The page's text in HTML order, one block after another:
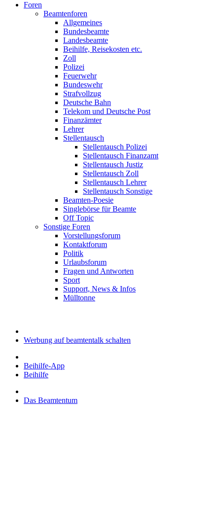
Foren
Beamtenforen
Allgemeines
Bundesbeamte
Landesbeamte
Beihilfe, Reisekosten etc.
Zoll
Polizei
Feuerwehr
Bundeswehr
Strafvollzug
Deutsche Bahn
Telekom und Deutsche Post
Finanzämter
Lehrer
Stellentausch
Stellentausch Polizei
Stellentausch Finanzamt
Stellentausch Justiz
Stellentausch Zoll
Stellentausch Lehrer
Stellentausch Sonstige
Beamten-Poesie
Singlebörse für Beamte
Off Topic
Sonstige Foren
Vorstellungsforum
Kontaktforum
Politik
Urlaubsforum
Fragen und Antworten
Sport
Support, News & Infos
Mülltonne
Werbung auf beamtentalk schalten
Beihilfe-App
Beihilfe
Das Beamtentum